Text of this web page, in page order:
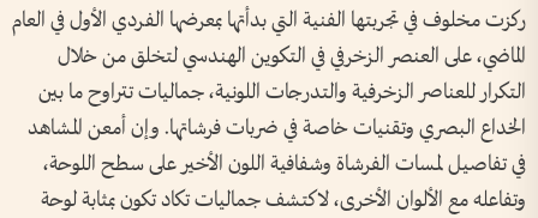
ركزت مخلوف في تجربتها الفنية التي بدأتها بمعرضها الفردي الأول في العام
الماضي، على العنصر الزخرفي في التكوين الهندسي لتخلق من خلال
التكرار للعناصر الزخرفية والتدرجات اللونية، جماليات تتراوح ما بين
الخداع البصري وتقنيات خاصة في ضربات فرشاتها. وإن أمعن المشاهد
في تفاصيل لمسات الفرشاة وشفافية اللون الأخير على سطح اللوحة،
وتفاعله مع الألوان الأخرى، لاكتشف جماليات تكاد تكون بمثابة لوحة